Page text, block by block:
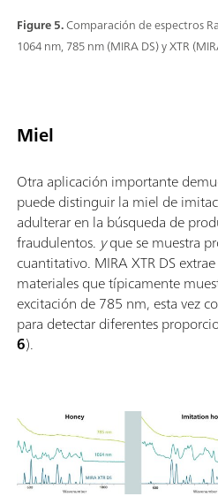
Figure 5.Comparación de espectros
1064 nm, 785 nm (MIRA DS) y XTR
Miel
Otra aplicación importante
puede distinguir la miel de
adulterar en la búsqueda de
fraudulentos. yque se muestra
cuantitativo. MIRA XTR DS
materiales que típicamente
excitación de 785 nm, esta vez
para detectar diferentes
6).